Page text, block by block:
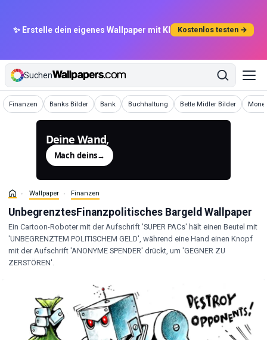
✨ Erstelle dein eigenes Wallpaper mit KI Kostenlos testen →
Suchen
Finanzen
Wallpaper Banks Bilder
Wallpaper Bank
WallpaperBuchhaltung
Wallpaper Bette Midler Bilder
Wallpaper
Deine Wand,
Mach deins→
Wallpaper Finanzen
UnbegrenztesFinanzpolitisches Bargeld Wallpaper
Ein Cartoon-Roboter mit der Aufschrift 'SUPER PACs' hält einen Beutel mit
'UNBEGRENZTEM POLITISCHEM GELD', während eine Hand einen Knopf
mit der Aufschrift 'ANONYME SPENDER' drückt, um 'GEGNER ZU
ZERSTÖREN'.